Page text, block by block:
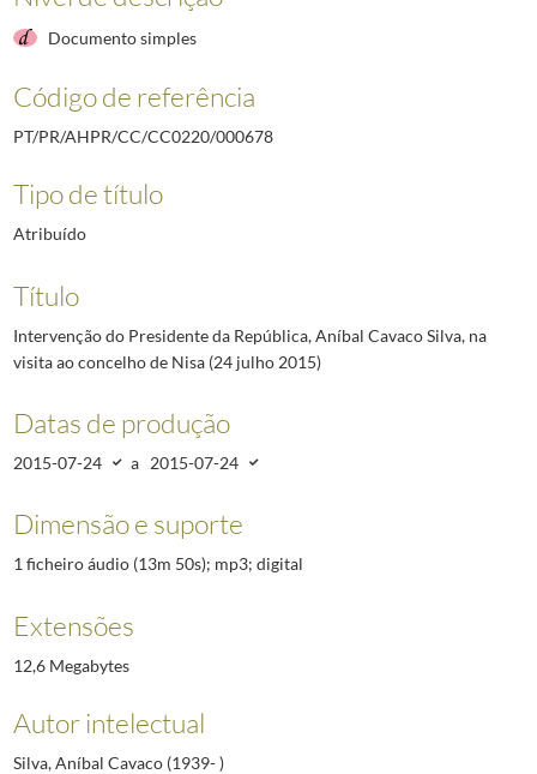
Documento simples
Código de referência
PT/PR/AHPR/CC/CC0220/000678
Tipo de título
Atribuído
Título
Intervenção do Presidente da República, Aníbal Cavaco Silva, na
visita ao concelho de Nisa (24 julho 2015)
Datas de produção
2015-07-24 a 2015-07-24
Dimensão e suporte
1 ficheiro áudio (13m 50s); mp3; digital
Extensões
12,6 Megabytes
Autor intelectual
Silva, Aníbal Cavaco (1939- )